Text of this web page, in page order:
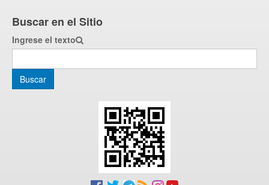
Buscar en el Sitio
Ingrese el texto
Buscar